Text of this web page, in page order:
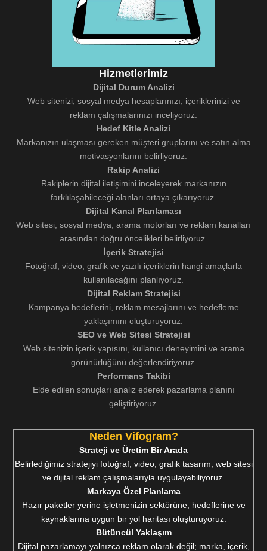
Hizmetlerimiz
Dijital Durum Analizi
Web sitenizi, sosyal medya hesaplarınızı, içeriklerinizi ve
reklam çalışmalarınızı inceliyoruz.
Hedef Kitle Analizi
Markanızın ulaşması gereken müşteri gruplarını ve satın alma
motivasyonlarını belirliyoruz.
Rakip Analizi
Rakiplerin dijital iletişimini inceleyerek markanızın
farklılaşabileceği alanları ortaya çıkarıyoruz.
Dijital Kanal Planlaması
Web sitesi, sosyal medya, arama motorları ve reklam kanalları
arasından doğru öncelikleri belirliyoruz.
İçerik Stratejisi
Fotoğraf, video, grafik ve yazılı içeriklerin hangi amaçlarla
kullanılacağını planlıyoruz.
Dijital Reklam Stratejisi
Kampanya hedeflerini, reklam mesajlarını ve hedefleme
yaklaşımını oluşturuyoruz.
SEO ve Web Sitesi Stratejisi
Web sitenizin içerik yapısını, kullanıcı deneyimini ve arama
görünürlüğünü değerlendiriyoruz.
Performans Takibi
Elde edilen sonuçları analiz ederek pazarlama planını
geliştiriyoruz.
Neden Vifogram?
Strateji ve Üretim Bir Arada
Belirlediğimiz stratejiyi fotoğraf, video, grafik tasarım, web sitesi
ve dijital reklam çalışmalarıyla uygulayabiliyoruz.
Markaya Özel Planlama
Hazır paketler yerine işletmenizin sektörüne, hedeflerine ve
kaynaklarına uygun bir yol haritası oluşturuyoruz.
Bütüncül Yaklaşım
Dijital pazarlamayı yalnızca reklam olarak değil; marka, içerik,